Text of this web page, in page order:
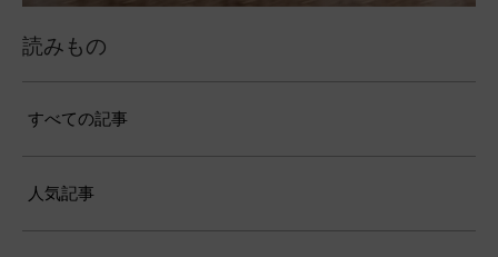
読みもの
すべての記事
人気記事